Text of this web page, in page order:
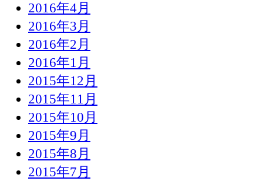
2016年4月
2016年3月
2016年2月
2016年1月
2015年12月
2015年11月
2015年10月
2015年9月
2015年8月
2015年7月